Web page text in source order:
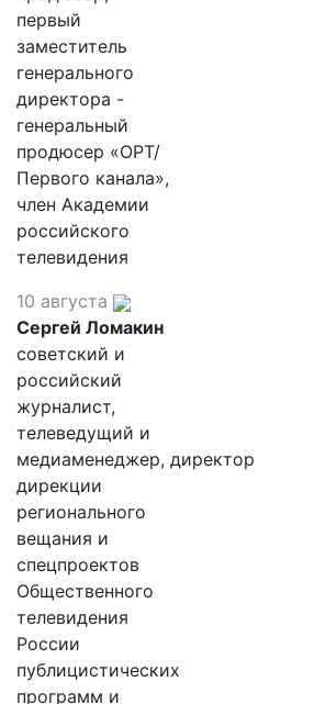
первый
заместитель
генерального
директора -
генеральный
продюсер «ОРТ/
Первого канала»,
член Академии
российского
телевидения
10 августа
Сергей Ломакин
советский и
российский
журналист,
телеведущий и
медиаменеджер, директор
дирекции
регионального
вещания и
спецпроектов
Общественного
телевидения
России
публицистических
программ и